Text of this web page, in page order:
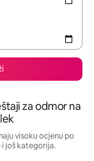
za odmor na
visoku ocjenu po
još kategorija.